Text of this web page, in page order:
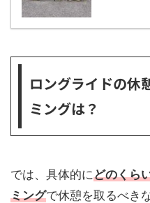
ロングライドの休
ミングは？
では、具体的にどのくら
ミングで休憩を取るべき